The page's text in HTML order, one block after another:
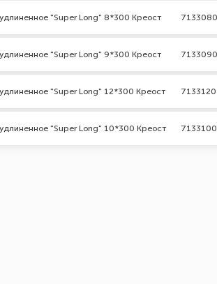
"Super Long" 8*300 Креост 7133080
"Super Long" 9*300 Креост 7133090
"Super Long" 12*300 Креост 7133120
"Super Long" 10*300 Креост 7133100